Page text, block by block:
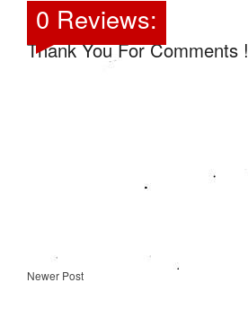
0 Reviews:
Thank You For Comments !
Newer Post